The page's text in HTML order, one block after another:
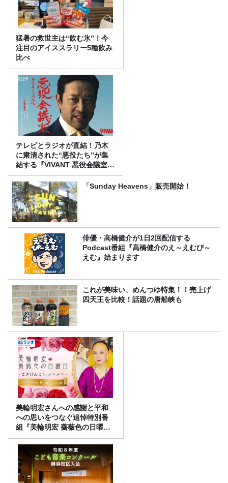
猛暑の救世主は“飲む氷”！今
注目のアイススラリー5種飲み
比べ
テレビとラジオが直結！乃木
に粛清された“悪役たち”が集
結する『VIVANT 悪役会議室』
7/26(日)23時スタート！
「Sunday Heavens」販売開始！
俳優・高橋健介が1日2回配信する
Podcast番組『高橋健介のえ～えむぴ～
えむ』始まります
これが美味い、めんつゆ特集！！売上げ
四天王を比較！話題の唐船峡も
美輪明宏さんへの感謝と平和
への思いをつなぐ追悼特別番
組『美輪明宏 薔薇色の日曜日
～ごきげんよう、ルンルン
～』8/9（日）16時放送